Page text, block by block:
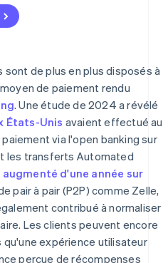
sont de plus en plus disposés à
de paiement rendu
. Une étude de 2024 a révélé
États-Unis avaient effectué au
via l'open banking sur
les transferts Automated
augmenté d'une année sur
pair à pair (P2P) comme Zelle,
contribué à normaliser
Les clients peuvent encore
expérience utilisateur
perçue de récompenses